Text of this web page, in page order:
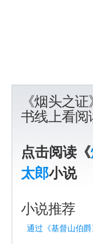
《烟头之
书线上看阅
点击阅读《
太郎小说
小说推荐
通过《基督山伯